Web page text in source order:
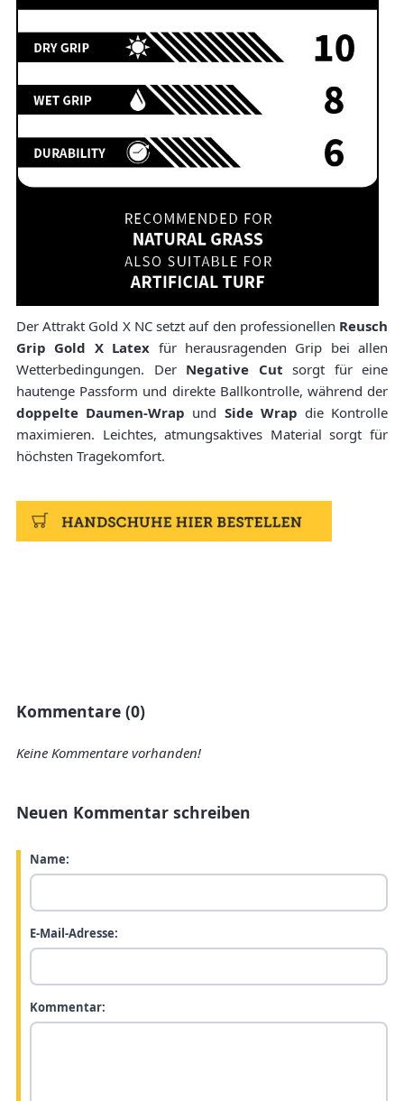
Der Attrakt Gold X NC setzt auf den professionellen Reusch
Grip Gold X Latex für herausragenden Grip bei allen
Wetterbedingungen. Der Negative Cut sorgt für eine
hautenge Passform und direkte Ballkontrolle, während der
doppelte Daumen-Wrap und Side Wrap die Kontrolle
maximieren. Leichtes, atmungsaktives Material sorgt für
höchsten Tragekomfort.
Kommentare (0)
Keine Kommentare vorhanden!
Neuen Kommentar schreiben
Name:
E-Mail-Adresse:
Kommentar: